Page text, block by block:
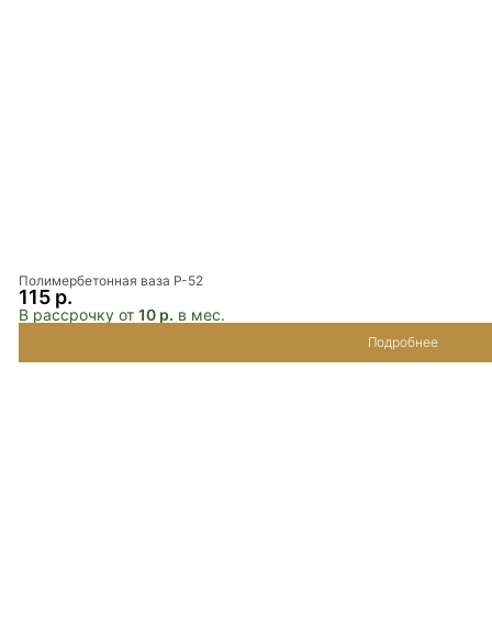
Полимербетонная ваза P-52
115 р.
В рассрочку от 10 р. в мес.
Подробнее